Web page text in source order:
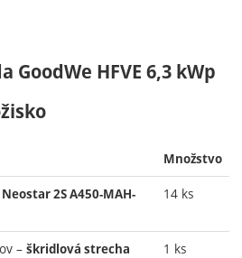
GoodWe HFVE 6,3 kWp
Množstvo
Neostar 2S A450-MAH-
14 ks
–škridlová strecha 1 ks